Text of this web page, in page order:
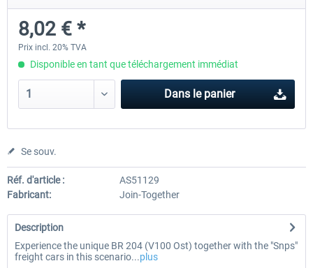
39,95 € *
8,02 € *
Prix incl. 20% TVA
Disponible en tant que téléchargement immédiat
Dans le panier
Se souv.
Réf. d'article :
AS51129
Fabricant:
Join-Together
Description
Experience the unique BR 204 (V100 Ost) together with the "Snps"
freight cars in this scenario...plus